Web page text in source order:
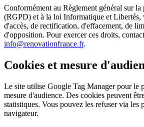
Conformément au Règlement général sur la
(RGPD) et à la loi Informatique et Libertés,
d'accès, de rectification, d'effacement, de
d'opposition. Pour exercer ces droits,
info@renovationfrance.fr.
Cookies et mesure
Le site utilise Google Tag Manager pour le
mesure d'audience. Des cookies peuvent
statistiques. Vous pouvez les refuser via les
navigateur.